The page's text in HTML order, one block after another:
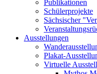
Publikationen
Schülerprojekte
Sächsischer
Ausstellungen
Plakat-
Virtuelle